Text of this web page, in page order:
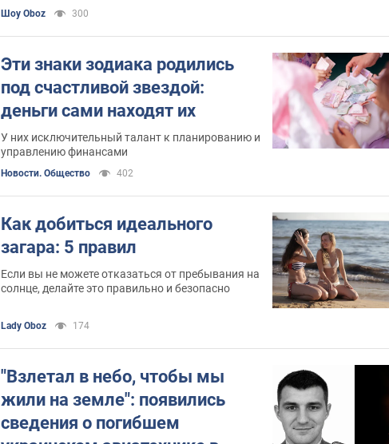
отреагировал
Шоу Oboz 300
Эти знаки зодиака родились
под счастливой звездой:
деньги сами находят их
У них исключительный талант к планированию и
управлению финансами
Новости. Общество 402
Как добиться идеального
загара: 5 правил
Если вы не можете отказаться от пребывания на
солнце, делайте это правильно и безопасно
Lady Oboz 174
"Взлетал в небо, чтобы мы
жили на земле": появились
сведения о погибшем